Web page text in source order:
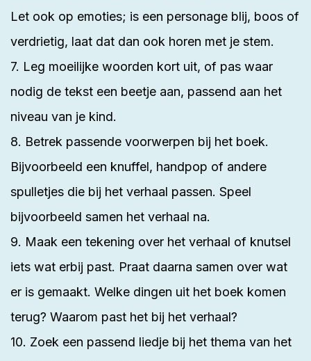
Let ook op emoties; is een personage blij, boos of
verdrietig, laat dat dan ook horen met je stem.
7. Leg moeilijke woorden kort uit, of pas waar
nodig de tekst een beetje aan, passend aan het
niveau van je kind.
8. Betrek passende voorwerpen bij het boek.
Bijvoorbeeld een knuffel, handpop of andere
spulletjes die bij het verhaal passen. Speel
bijvoorbeeld samen het verhaal na.
9. Maak een tekening over het verhaal of knutsel
iets wat erbij past. Praat daarna samen over wat
er is gemaakt. Welke dingen uit het boek komen
terug? Waarom past het bij het verhaal?
10. Zoek een passend liedje bij het thema van het